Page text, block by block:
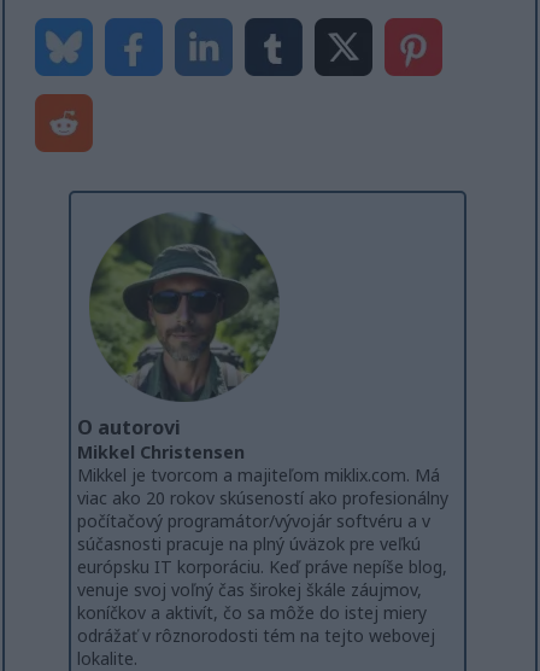
O autorovi
Mikkel Christensen
Mikkel je tvorcom a majiteľom miklix.com. Má
viac ako 20 rokov skúseností ako profesionálny
počítačový programátor/vývojár softvéru a v
súčasnosti pracuje na plný úväzok pre veľkú
európsku IT korporáciu. Keď práve nepíše blog,
venuje svoj voľný čas širokej škále záujmov,
koníčkov a aktivít, čo sa môže do istej miery
odrážať v rôznorodosti tém na tejto webovej
lokalite.